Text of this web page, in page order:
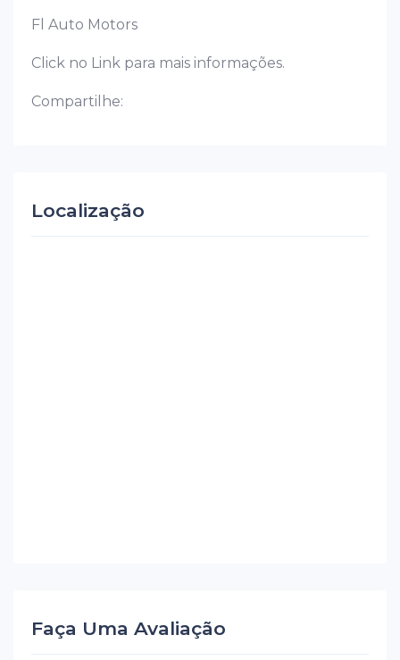
Fl Auto Motors
Click no Link para mais informações.
Compartilhe:
Localização
Faça Uma Avaliação